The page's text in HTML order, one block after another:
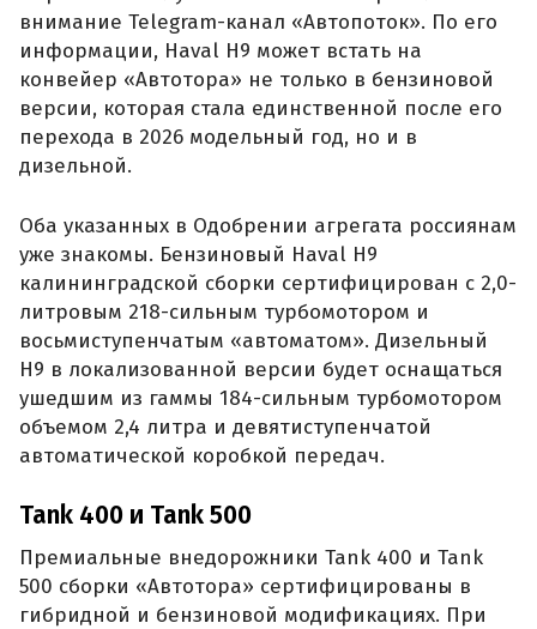
внимание Telegram-канал «Автопоток». По его
информации, Haval H9 может встать на
конвейер «Автотора» не только в бензиновой
версии, которая стала единственной после его
перехода в 2026 модельный год, но и в
дизельной.
Оба указанных в Одобрении агрегата россиянам
уже знакомы. Бензиновый Haval H9
калининградской сборки сертифицирован с 2,0-
литровым 218-сильным турбомотором и
восьмиступенчатым «автоматом». Дизельный
H9 в локализованной версии будет оснащаться
ушедшим из гаммы 184-сильным турбомотором
объемом 2,4 литра и девятиступенчатой
автоматической коробкой передач.
Tank 400 и Tank 500
Премиальные внедорожники Tank 400 и Tank
500 сборки «Автотора» сертифицированы в
гибридной и бензиновой модификациях. При